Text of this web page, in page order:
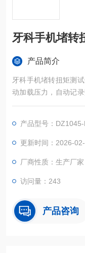
牙科手机堵转
产品简介
牙科手机堵转扭矩测
动加载压力，自动记
输出数据报告，机载
产品型号：
更新时间：2026-
厂商性质：生产厂家
访问量：243
产品咨询